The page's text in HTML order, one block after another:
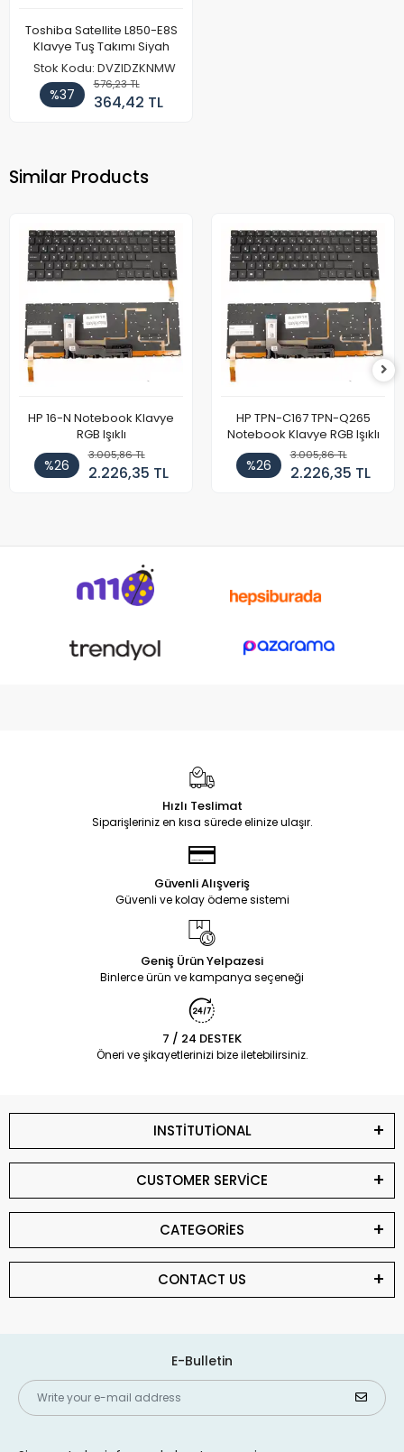
Toshiba Satellite L850-E8S
Klavye Tuş Takımı Siyah
Stok Kodu: DVZIDZKNMW
%37
576,23 TL
364,42 TL
Similar Products
HP 16-N Notebook Klavye
RGB Işıklı
%26
3.005,86 TL
2.226,35 TL
HP TPN-C167 TPN-Q265
Notebook Klavye RGB Işıklı
%26
3.005,86 TL
2.226,35 TL
Hızlı Teslimat
Siparişleriniz en kısa sürede elinize ulaşır.
Güvenli Alışveriş
Güvenli ve kolay ödeme sistemi
Geniş Ürün Yelpazesi
Binlerce ürün ve kampanya seçeneği
7 / 24 DESTEK
Öneri ve şikayetlerinizi bize iletebilirsiniz.
INSTİTUTİONAL
CUSTOMER SERVİCE
CATEGORİES
CONTACT US
E-Bulletin